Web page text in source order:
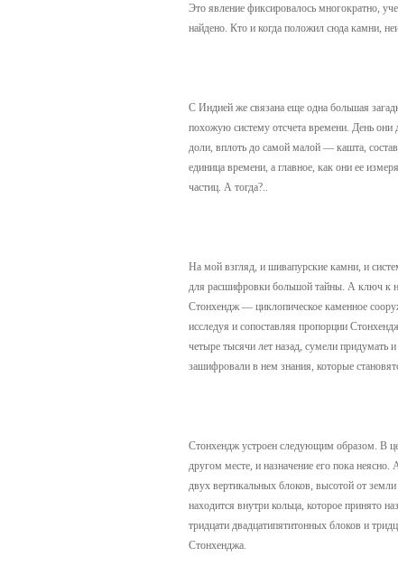
Это явление фиксировалось многократно,
найдено. Кто и когда положил сюда камни,
С Индией же связана еще одна большая
похожую систему отсчета времени. День
доли, вплоть до самой малой — кашта,
единица времени, а главное, как они ее
частиц. А тогда?..
На мой взгляд, и шивапурские камни, и
для расшифровки большой тайны. А ключ к
Стонхендж — циклопическое каменное
исследуя и сопоставляя пропорции
четыре тысячи лет назад, сумели
зашифровали в нем знания, которые
Стонхендж устроен следующим образом. В
другом месте, и назначение его пока
двух вертикальных блоков, высотой от
находится внутри кольца, которое принято
тридцати двадцатипятитонных блоков и
Стонхенджа.